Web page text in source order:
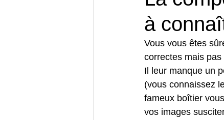
à
Vous vous êtes
correctes mais
Il leur manque un
(vous connaissez
fameux boîtier
vos images